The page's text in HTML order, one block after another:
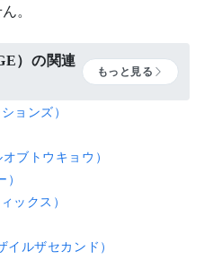
。
）の関連
もっと見る
ョンズ）
ブトウキョウ）
ックス）
ルザセカンド）